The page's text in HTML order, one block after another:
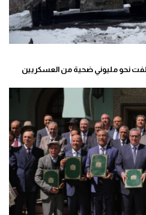
نحو مليوني ضحية من العسكريين